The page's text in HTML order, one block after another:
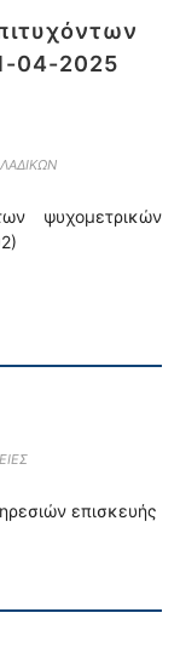
04-2025
ψυχομετρικών
επισκευής